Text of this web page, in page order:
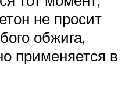
не просит
обжига,
применяется в